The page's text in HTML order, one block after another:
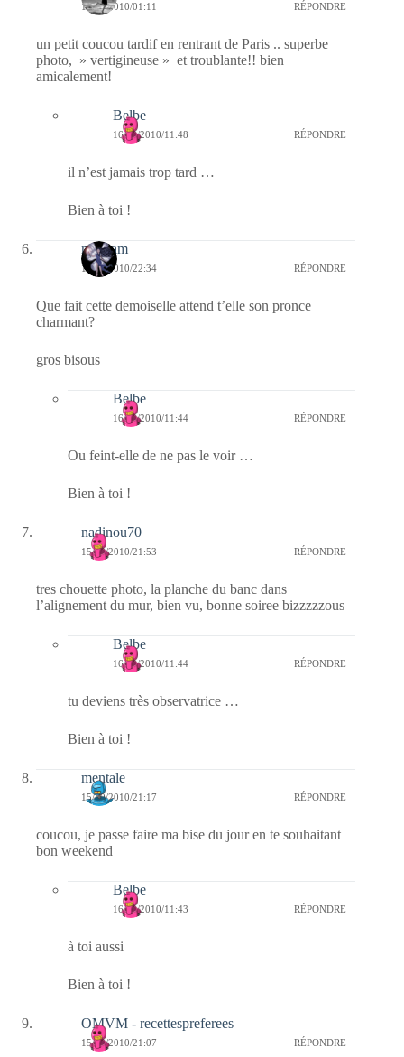
16/10/2010/01:11 RÉPONDRE
un petit coucou tardif en rentrant de Paris .. superbe
photo, » vertigineuse » et troublante!! bien
amicalement!
Belbe
16/10/2010/11:48 RÉPONDRE
il n’est jamais trop tard …
Bien à toi !
magsam
15/10/2010/22:34 RÉPONDRE
Que fait cette demoiselle attend t’elle son pronce
charmant?
gros bisous
Belbe
16/10/2010/11:44 RÉPONDRE
Ou feint-elle de ne pas le voir …
Bien à toi !
nadinou70
15/10/2010/21:53 RÉPONDRE
tres chouette photo, la planche du banc dans
l’alignement du mur, bien vu, bonne soiree bizzzzzous
Belbe
16/10/2010/11:44 RÉPONDRE
tu deviens très observatrice …
Bien à toi !
mentale
15/10/2010/21:17 RÉPONDRE
coucou, je passe faire ma bise du jour en te souhaitant
bon weekend
Belbe
16/10/2010/11:43 RÉPONDRE
à toi aussi
Bien à toi !
OMVM - recettespreferees
15/10/2010/21:07 RÉPONDRE